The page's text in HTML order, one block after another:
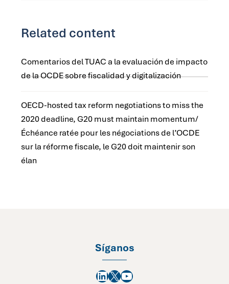
Related content
Comentarios del TUAC a la evaluación de impacto
de la OCDE sobre fiscalidad y digitalización
OECD-hosted tax reform negotiations to miss the
2020 deadline, G20 must maintain momentum/
Échéance ratée pour les négociations de l’OCDE
sur la réforme fiscale, le G20 doit maintenir son
élan
Síganos
LinkedIn
X YouTube